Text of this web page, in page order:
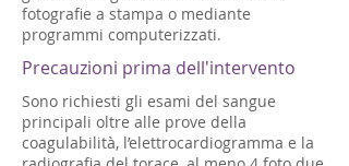
fotografie a stampa o mediante
programmi computerizzati.
Precauzioni prima dell'intervento
Sono richiesti gli esami del sangue
principali oltre alle prove della
coagulabilità, l’elettrocardiogramma e la